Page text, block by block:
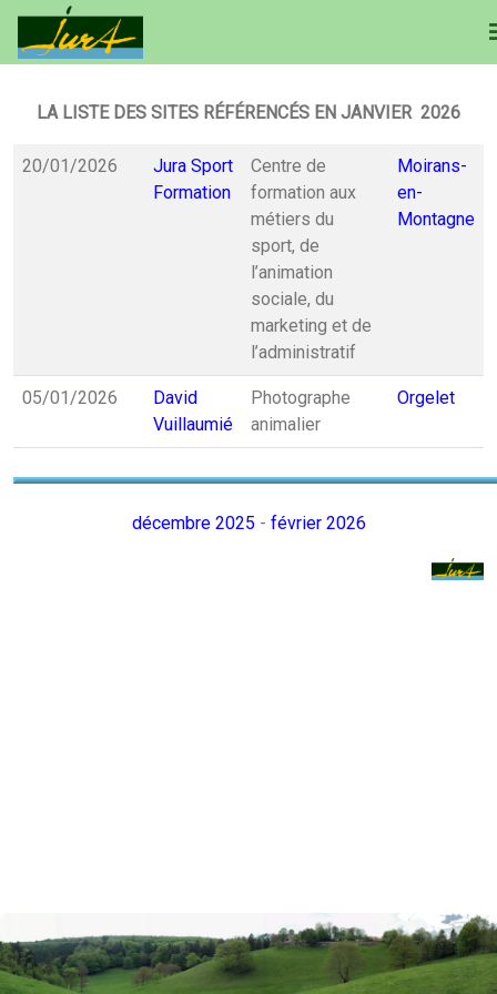
LA LISTE DES SITES RÉFÉRENCÉS EN JANVIER 2026
20/01/2026
Jura Sport
Formation
Centre de
formation aux
métiers du
sport, de
l’animation
sociale, du
marketing et de
l’administratif
Moirans-
en-
Montagne
05/01/2026
David
Vuillaumié
Photographe
animalier
Orgelet
décembre 2025 - février 2026